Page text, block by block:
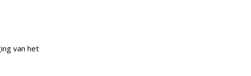
van het